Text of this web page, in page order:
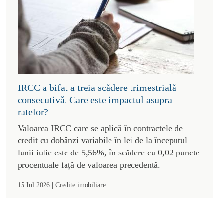
IRCC a bifat a treia scădere trimestrială
consecutivă. Care este impactul asupra
ratelor?
Valoarea IRCC care se aplică în contractele de
credit cu dobânzi variabile în lei de la începutul
lunii iulie este de 5,56%, în scădere cu 0,02 puncte
procentuale față de valoarea precedentă.
15 Iul 2026 | Credite imobiliare